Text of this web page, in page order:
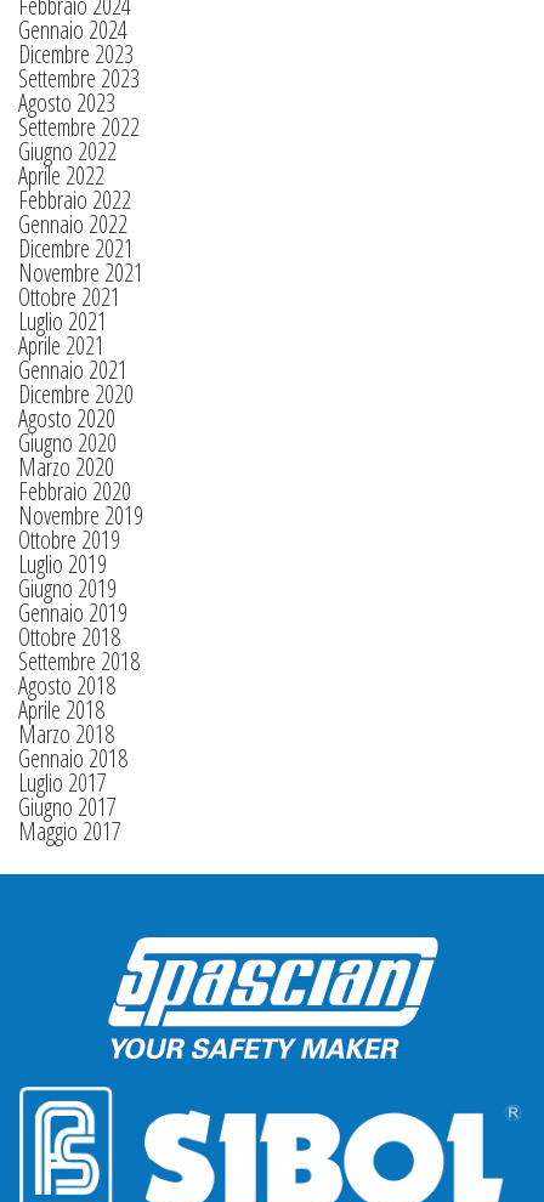
Gennaio 2024
Dicembre 2023
Settembre 2023
Agosto 2023
Settembre 2022
Giugno 2022
Aprile 2022
Febbraio 2022
Gennaio 2022
Dicembre 2021
Novembre 2021
Ottobre 2021
Luglio 2021
Aprile 2021
Gennaio 2021
Dicembre 2020
Agosto 2020
Giugno 2020
Marzo 2020
Febbraio 2020
Novembre 2019
Ottobre 2019
Luglio 2019
Giugno 2019
Gennaio 2019
Ottobre 2018
Settembre 2018
Agosto 2018
Aprile 2018
Marzo 2018
Gennaio 2018
Luglio 2017
Giugno 2017
Maggio 2017